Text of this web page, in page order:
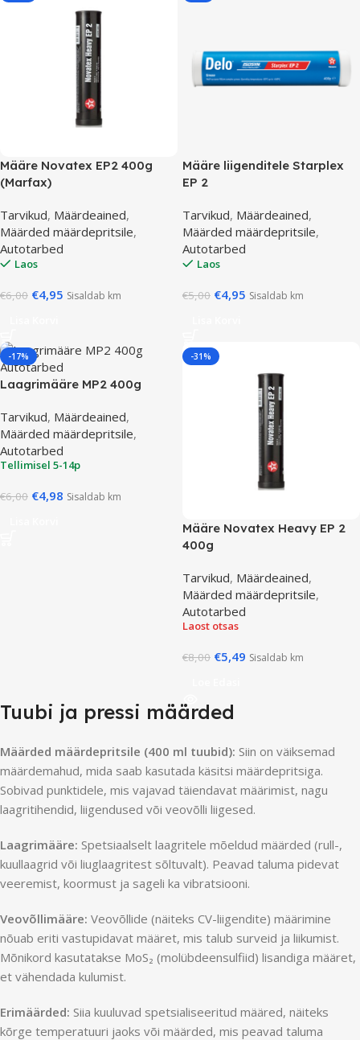
Määre Novatex EP2 400g
(Marfax)
Tarvikud, Määrdeained,
Määrded määrdepritsile,
Autotarbed
Laos
€6,00 €4,95 Sisaldab km
Määre liigenditele Starplex
EP 2
Tarvikud, Määrdeained,
Määrded määrdepritsile,
Autotarbed
Laos
€5,00 €4,95 Sisaldab km
-17%
Laagrimääre MP2 400g
Tarvikud, Määrdeained,
Määrded määrdepritsile,
Autotarbed
Tellimisel 5-14p
€6,00 €4,98 Sisaldab km
-31%
Määre Novatex Heavy EP 2
400g
Tarvikud, Määrdeained,
Määrded määrdepritsile,
Autotarbed
Laost otsas
€8,00 €5,49 Sisaldab km
Tuubi ja pressi määrded
Määrded määrdepritsile (400 ml tuubid): Siin on väiksemad
määrdemahud, mida saab kasutada käsitsi määrdepritsiga.
Sobivad punktidele, mis vajavad täiendavat määrimist, nagu
laagritihendid, liigendused või veovõlli liigesed.
Laagrimääre: Spetsiaalselt laagritele mõeldud määrded (rull-,
kuullaagrid või liuglaagritest sõltuvalt). Peavad taluma pidevat
veeremist, koormust ja sageli ka vibratsiooni.
Veovõllimääre: Veovõllide (näiteks CV-liigendite) määrimine
nõuab eriti vastupidavat määret, mis talub surveid ja liikumist.
Mõnikord kasutatakse MoS₂ (molübdeensulfiid) lisandiga määret,
et vähendada kulumist.
Erimäärded: Siia kuuluvad spetsialiseeritud määred, näiteks
kõrge temperatuuri jaoks või määrded, mis peavad taluma